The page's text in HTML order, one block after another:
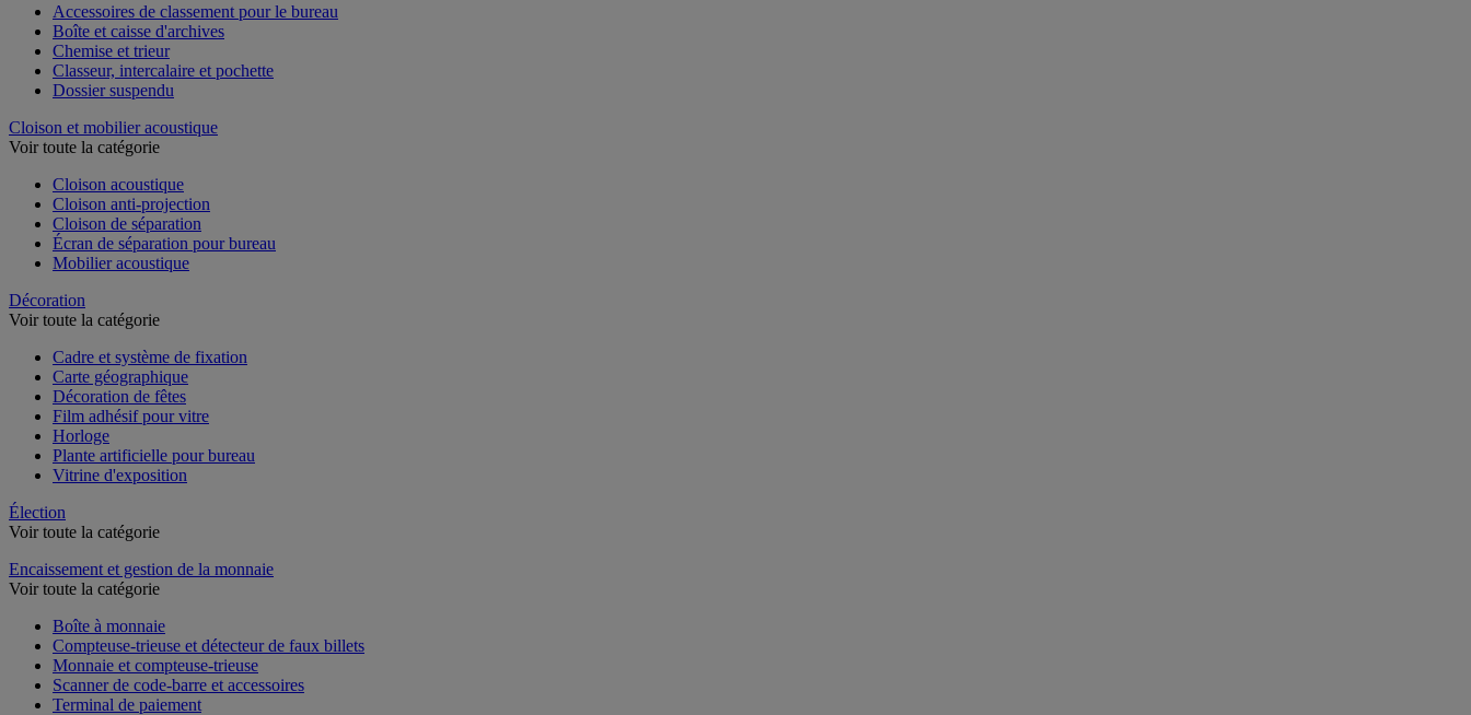
Accessoires de classement pour le bureau
Boîte et caisse d'archives
Chemise et trieur
Classeur, intercalaire et pochette
Dossier suspendu
Cloison et mobilier acoustique
Voir toute la catégorie
Cloison acoustique
Cloison anti-projection
Cloison de séparation
Écran de séparation pour bureau
Mobilier acoustique
Décoration
Voir toute la catégorie
Cadre et système de fixation
Carte géographique
Décoration de fêtes
Film adhésif pour vitre
Horloge
Plante artificielle pour bureau
Vitrine d'exposition
Élection
Voir toute la catégorie
Encaissement et gestion de la monnaie
Voir toute la catégorie
Boîte à monnaie
Compteuse-trieuse et détecteur de faux billets
Monnaie et compteuse-trieuse
Scanner de code-barre et accessoires
Terminal de paiement